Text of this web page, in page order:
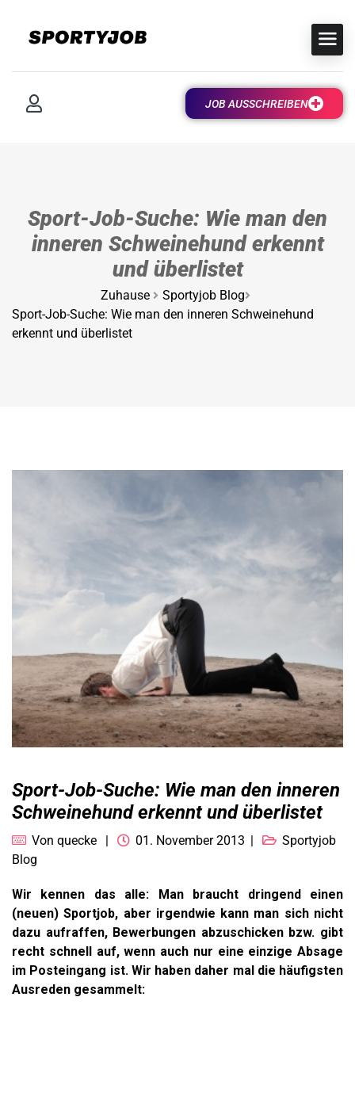
JOB AUSSCHREIBEN
Sport-Job-Suche: Wie man den
inneren Schweinehund erkennt
und überlistet
Zuhause
Sportyjob Blog
Sport-Job-Suche: Wie man den inneren Schweinehund
erkennt und überlistet
Sport-Job-Suche: Wie man den inneren
Schweinehund erkennt und überlistet
Von quecke 01. November 2013
Sportyjob
Blog
Wir kennen das alle: Man braucht dringend einen
(neuen) Sportjob, aber irgendwie kann man sich nicht
dazu aufraffen, Bewerbungen abzuschicken bzw. gibt
recht schnell auf, wenn auch nur eine einzige Absage
im Posteingang ist. Wir haben daher mal die häufigsten
Ausreden gesammelt: